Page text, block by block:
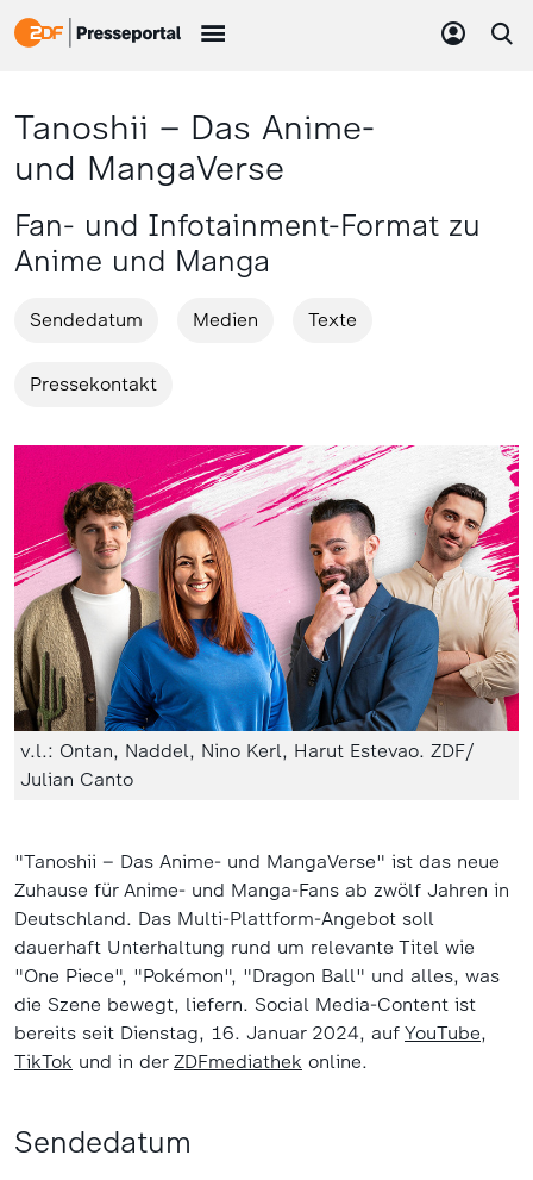
Tanoshii – Das Anime-
und MangaVerse
Fan- und Infotainment-Format zu
Anime und Manga
Sendedatum Medien Texte
Pressekontakt
v.l.: Ontan, Naddel, Nino Kerl, Harut Estevao. ZDF/
Julian Canto
"Tanoshii – Das Anime- und MangaVerse" ist das neue
Zuhause für Anime- und Manga-Fans ab zwölf Jahren in
Deutschland. Das Multi-Plattform-Angebot soll
dauerhaft Unterhaltung rund um relevante Titel wie
"One Piece", "Pokémon", "Dragon Ball" und alles, was
die Szene bewegt, liefern. Social Media-Content ist
bereits seit Dienstag, 16. Januar 2024, auf YouTube,
TikTok und in der ZDFmediathek online.
Sendedatum